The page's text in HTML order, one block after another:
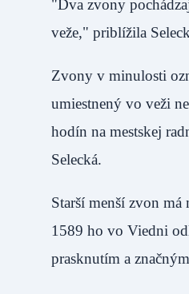
"Dva zvony
veže," priblížila
Zvony v minulosti
umiestnený vo veži
hodín na mestskej
Selecká.
Starší menší zvon
1589 ho vo Viedni
prasknutím a